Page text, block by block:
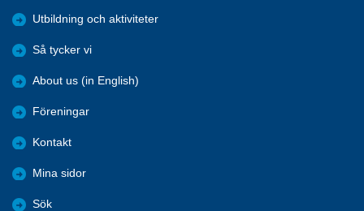
Utbildning och aktiviteter
Så tycker vi
About us (in English)
Föreningar
Kontakt
Mina sidor
Sök